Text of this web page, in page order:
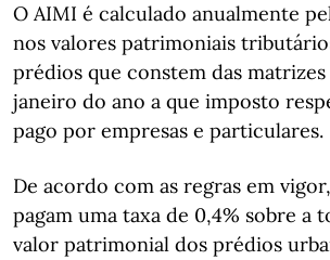
O AIMI é calculado anualmente
nos valores patrimoniais
prédios que constem das matrizes
janeiro do ano a que imposto
pago por empresas e particulares.
De acordo com as regras em
pagam uma taxa de 0,4% sobre a
valor patrimonial dos prédios